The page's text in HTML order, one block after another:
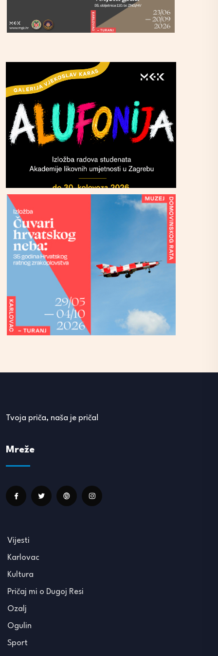
Tvoja priča, naša je priča!
Mreže
Vijesti
Karlovac
Kultura
Pričaj mi o Dugoj Resi
Ozalj
Ogulin
Sport